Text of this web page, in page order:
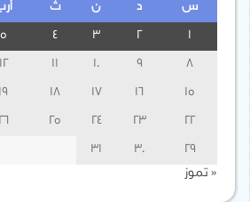
س ن ث أرب
3
15
16
17
18
19
22
23
24
25
26
29
30
31
« تموز